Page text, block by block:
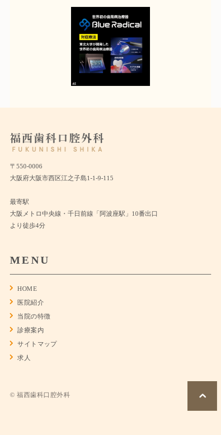
〒550-0006
大阪府大阪市西区江之子島1-1-9-115
最寄駅
大阪メトロ中央線・千日前線「阿波座駅」10番出口
より徒歩4分
MENU
HOME
医院紹介
当院の特徴
診療案内
サイトマップ
求人
© 福西歯科口腔外科